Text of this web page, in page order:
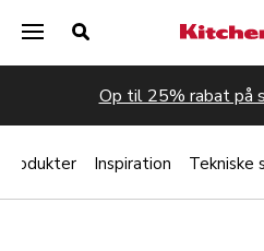
Op til 25% rabat på
Inspiration Tekniske